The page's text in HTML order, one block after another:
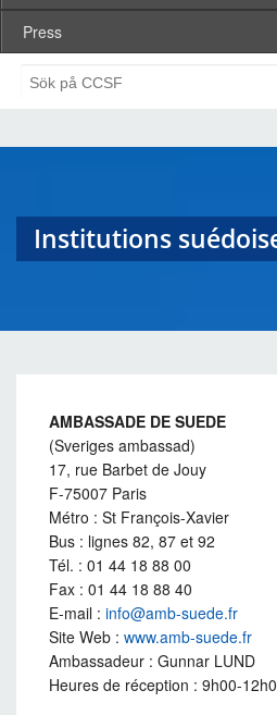
Press
Institutions
AMBASSADE DE SUEDE
(Sveriges ambassad)
17, rue Barbet de Jouy
F-75007 Paris
Métro : St François-Xavier
Bus : lignes 82, 87 et 92
Tél. : 01 44 18 88 00
Fax : 01 44 18 88 40
E-mail : info@amb-suede.fr
Site Web : www.amb-suede.fr
Ambassadeur : Gunnar LUND
Heures de réception : 9h00-